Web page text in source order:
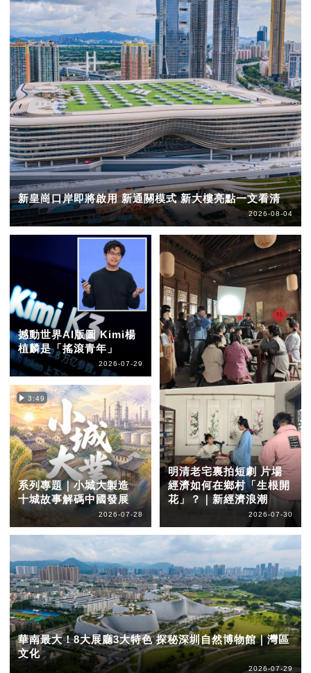
新皇崗口岸即將啟用 新通關模式 新大樓亮點一文看清
2026-08-04
撼動世界AI版圖 Kimi楊
植麟是「搖滾青年」
2026-07-29
3:49
系列專題｜小城大製造
十城故事解碼中國發展
2026-07-28
明清老宅裏拍短劇 片場
經濟如何在鄉村「生根開
花」？｜新經濟浪潮
2026-07-30
華南最大！8大展廳3大特色 探秘深圳自然博物館｜灣區
文化
2026-07-29